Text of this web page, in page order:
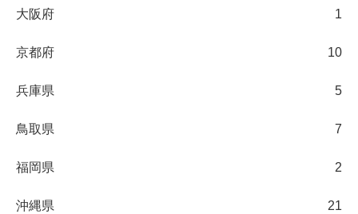
大阪府 1
京都府 10
兵庫県 5
鳥取県 7
福岡県 2
沖縄県 21